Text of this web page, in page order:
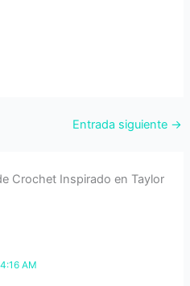
Entrada siguiente →
Crochet Inspirado en Taylor
AM